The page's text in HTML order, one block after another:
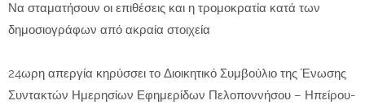
Να σταματήσουν οι επιθέσεις και η τρομοκρατία κατά των
δημοσιογράφων από ακραία στοιχεία
24ωρη απεργία κηρύσσει το Διοικητικό Συμβούλιο της Ένωσης
Συντακτών Ημερησίων Εφημερίδων Πελοποννήσου – Ηπείρου-